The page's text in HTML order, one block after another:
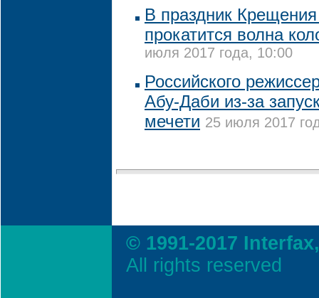
В праздник
прокатится волна
июля 2017 года, 10:00
Российского
Абу-Даби из-за
мечети 25 июля 2017
© 1991-2017
All rights reserved